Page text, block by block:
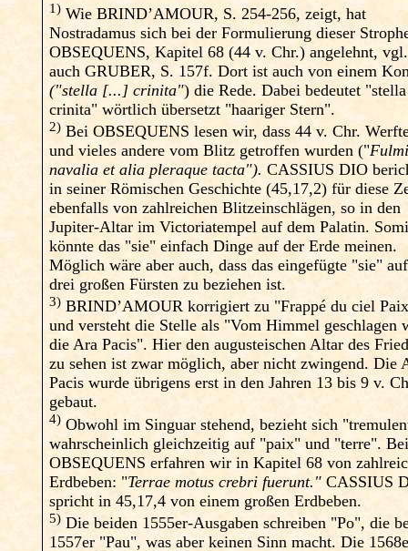
1) Wie BRIND’AMOUR, S. 254-256, zeigt, hat
Nostradamus sich bei der Formulierung dieser
OBSEQUENS, Kapitel 68 (44 v. Chr.) angelehnt, vgl.
auch GRUBER, S. 157f. Dort ist auch von einem
("stella [...] crinita") die Rede. Dabei bedeutet "stella
crinita" wörtlich übersetzt "haariger Stern".
2) Bei OBSEQUENS lesen wir, dass 44 v. Chr.
und vieles andere vom Blitz getroffen wurden ("
navalia et alia pleraque tacta").CASSIUS DIO
in seiner Römischen Geschichte (45,17,2) für diese
ebenfalls von zahlreichen Blitzeinschlägen, so in den
Jupiter-Altar im Victoriatempel auf dem Palatin.
könnte das "sie" einfach Dinge auf der Erde meinen.
Möglich wäre aber auch, dass das eingefügte "sie"
drei großen Fürsten zu beziehen ist.
3) BRIND’AMOUR korrigiert zu "Frappé du ciel
und versteht die Stelle als "Vom Himmel geschlagen
die Ara Pacis". Hier den augusteischen Altar des
zu sehen ist zwar möglich, aber nicht zwingend. Die
Pacis wurde übrigens erst in den Jahren 13 bis 9 v.
gebaut.
4) Obwohl im Singuar stehend, bezieht sich
wahrscheinlich gleichzeitig auf "paix" und "terre".
OBSEQUENS erfahren wir in Kapitel 68 von
Erdbeben: "Terrae motus crebri fuerunt." CASSIUS
spricht in 45,17,4 von einem großen Erdbeben.
5) Die beiden 1555er-Ausgaben schreiben "Po", die
1557er "Pau", was aber keinen Sinn macht. Die